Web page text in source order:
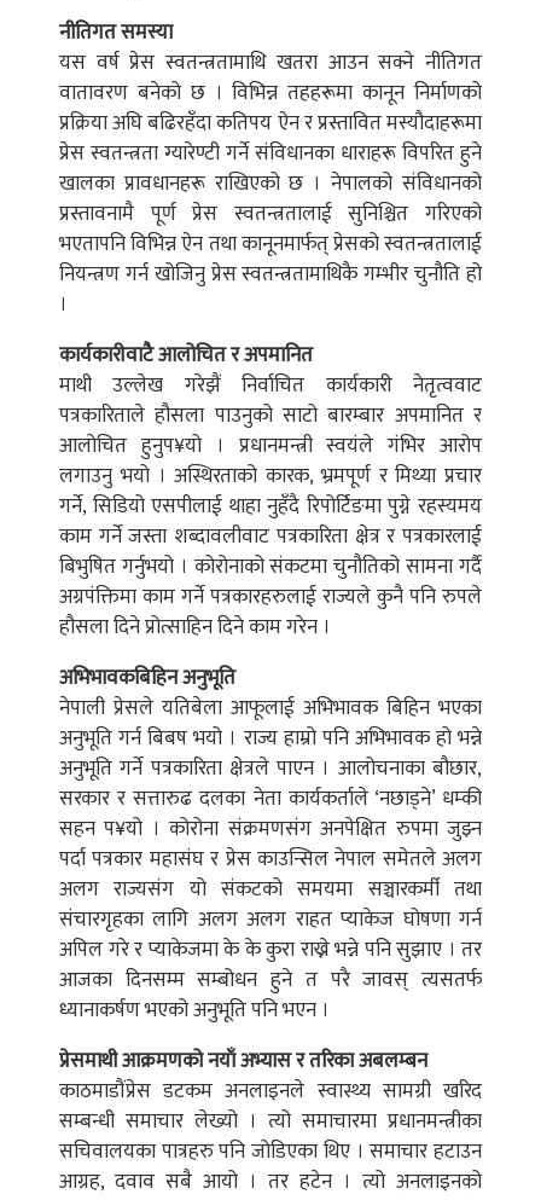
नीतिगत समस्या
यस वर्ष प्रेस स्वतन्त्रतामाथि खतरा आउन सक्ने नीतिगत
वातावरण बनेको छ । विभिन्न तहहरूमा कानून निर्माणको
प्रक्रिया अघि बढिरहँदा कतिपय ऐन र प्रस्तावित मस्यौदाहरूमा
प्रेस स्वतन्त्रता ग्यारेण्टी गर्ने संविधानका धाराहरू विपरित हुने
खालका प्रावधानहरू राखिएको छ । नेपालको संविधानको
प्रस्तावनामै पूर्ण प्रेस स्वतन्त्रतालाई सुनिश्चित गरिएको
भएतापनि विभिन्न ऐन तथा कानूनमार्फत् प्रेसको स्वतन्त्रतालाई
नियन्त्रण गर्न खोजिनु प्रेस स्वतन्त्रतामाथिकै गम्भीर चुनौति हो
।
कार्यकारीवाटै आलोचित र अपमानित
माथी उल्लेख गरेझैं निर्वाचित कार्यकारी नेतृत्ववाट
पत्रकारिताले हौसला पाउनुको साटो बारम्बार अपमानित र
आलोचित हुनुप¥यो । प्रधानमन्त्री स्वयंले गंभिर आरोप
लगाउनु भयो । अस्थिरताको कारक, भ्रमपूर्ण र मिथ्या प्रचार
गर्ने, सिडियो एसपीलाई थाहा नुहँदै रिपोर्टिङमा पुग्ने रहस्यमय
काम गर्ने जस्ता शब्दावलीवाट पत्रकारिता क्षेत्र र पत्रकारलाई
बिभुषित गर्नुभयो । कोरोनाको संकटमा चुनौतिको सामना गर्दै
अग्रपंक्तिमा काम गर्ने पत्रकारहरुलाई राज्यले कुनै पनि रुपले
हौसला दिने प्रोत्साहिन दिने काम गरेन ।
अभिभावकबिहिन अनुभूति
नेपाली प्रेसले यतिबेला आफूलाई अभिभावक बिहिन भएका
अनुभूति गर्न बिबष भयो । राज्य हाम्रो पनि अभिभावक हो भन्ने
अनुभूति गर्ने पत्रकारिता क्षेत्रले पाएन । आलोचनाका बौछार,
सरकार र सत्तारुढ दलका नेता कार्यकर्ताले ‘नछाड्ने’ धम्की
सहन प¥यो । कोरोना संक्रमणसंग अनपेक्षित रुपमा जुझ्न
पर्दा पत्रकार महासंघ र प्रेस काउन्सिल नेपाल समेतले अलग
अलग राज्यसंग यो संकटको समयमा सञ्चारकर्मी तथा
संचारगृहका लागि अलग अलग राहत प्याकेज घोषणा गर्न
अपिल गरे र प्याकेजमा के के कुरा राख्ने भन्ने पनि सुझाए । तर
आजका दिनसम्म सम्बोधन हुने त परै जावस् त्यसतर्फ
ध्यानाकर्षण भएको अनुभूति पनि भएन ।
प्रेसमाथी आक्रमणको नयाँ अभ्यास र तरिका अबलम्बन
काठमाडौंप्रेस डटकम अनलाइनले स्वास्थ्य सामग्री खरिद
सम्बन्धी समाचार लेख्यो । त्यो समाचारमा प्रधानमन्त्रीका
सचिवालयका पात्रहरु पनि जोडिएका थिए । समाचार हटाउन
आग्रह, दवाव सबै आयो । तर हटेन । त्यो अनलाइनको